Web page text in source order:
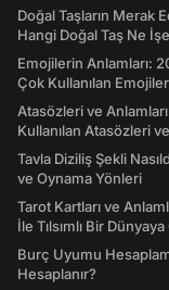
Doğal Taşların Merak
Hangi Doğal Taş Ne
Emojilerin Anlamları:
Çok Kullanılan
Atasözleri ve
Kullanılan Atasözleri
Tavla Diziliş Şekli
ve Oynama Yönleri
Tarot Kartları ve
İle Tılsımlı Bir
Burç Uyumu
Hesaplanır?